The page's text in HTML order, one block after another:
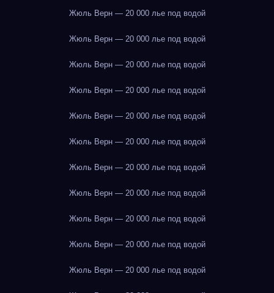
Жюль Верн — 20 000 лье под водой
Жюль Верн — 20 000 лье под водой
Жюль Верн — 20 000 лье под водой
Жюль Верн — 20 000 лье под водой
Жюль Верн — 20 000 лье под водой
Жюль Верн — 20 000 лье под водой
Жюль Верн — 20 000 лье под водой
Жюль Верн — 20 000 лье под водой
Жюль Верн — 20 000 лье под водой
Жюль Верн — 20 000 лье под водой
Жюль Верн — 20 000 лье под водой